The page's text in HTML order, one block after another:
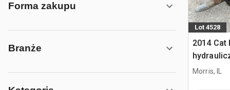
Forma zakupu
Branże
Lot 4528
2014 Cat
Morris, IL